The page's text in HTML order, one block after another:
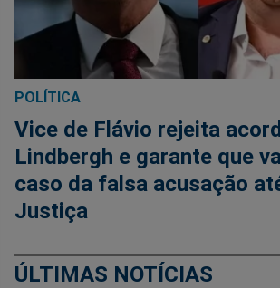
POLÍTICA
Vice de Flávio rejeita
Lindbergh e garante que
caso da falsa acusação
Justiça
ÚLTIMAS NOTÍCIAS